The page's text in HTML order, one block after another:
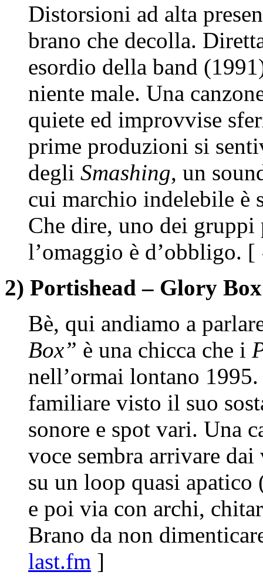
Distorsioni ad alta
brano che decolla.
esordio della band
niente male. Una
quiete ed improvvise
prime produzioni si
degli Smashing, un
cui marchio indelebile è
Che dire, uno dei
l’omaggio è d’obbligo.
2) Portishead – Glory Box
Bè, qui andiamo a
Box” è una chicca che i
nell’ormai lontano
familiare visto il suo
sonore e spot vari. Una
voce sembra arrivare
su un loop quasi apatico
e poi via con archi,
Brano da non
last.fm ]